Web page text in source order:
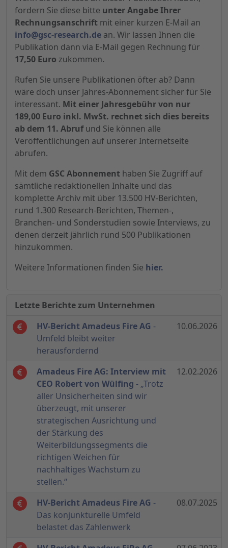
fordern Sie diese bitte unter Angabe Ihrer
Rechnungsanschrift mit einer kurzen E-Mail an
info@gsc-research.de an. Wir lassen Ihnen die
Publikation dann via E-Mail gegen Rechnung für
17,50 Euro zukommen.
Rufen Sie unsere Publikationen öfter ab? Dann
wäre doch unser Jahres-Abonnement sicher für Sie
interessant. Mit einer Jahresgebühr von nur
189,00 Euro inkl. MwSt. rechnet sich dies bereits
ab dem 11. Abrufund Sie können alle
Veröffentlichungen auf unserer Internetseite
abrufen.
Mit dem GSC Abonnement haben Sie Zugriff auf
sämtliche redaktionellen Inhalte und das
komplette Archiv mit über 13.500 HV-Berichten,
rund 1.300 Research-Berichten, Themen-,
Branchen- und Sonderstudien sowie Interviews, zu
denen derzeit jährlich rund 500 Publikationen
hinzukommen.
Weitere Informationen finden Sie hier.
Letzte Berichte zum Unternehmen
HV-Bericht Amadeus Fire AG -
Umfeld bleibt weiter
herausfordernd
10.06.2026
Amadeus Fire AG: Interview mit
CEO Robert von Wülfing - „Trotz
aller Unsicherheiten sind wir
überzeugt, mit unserer
strategischen Ausrichtung und
der Stärkung des
Weiterbildungssegments die
richtigen Weichen für
nachhaltiges Wachstum zu
stellen.“
12.02.2026
HV-Bericht Amadeus Fire AG -
Das konjunkturelle Umfeld
belastet das Zahlenwerk
08.07.2025